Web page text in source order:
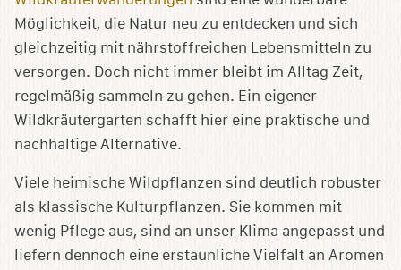
Möglichkeit, die Natur neu zu entdecken und sich
gleichzeitig mit nährstoffreichen Lebensmitteln zu
versorgen. Doch nicht immer bleibt im Alltag Zeit,
regelmäßig sammeln zu gehen. Ein eigener
Wildkräutergarten schafft hier eine praktische und
nachhaltige Alternative.
Viele heimische Wildpflanzen sind deutlich robuster
als klassische Kulturpflanzen. Sie kommen mit
wenig Pflege aus, sind an unser Klima angepasst und
liefern dennoch eine erstaunliche Vielfalt an Aromen